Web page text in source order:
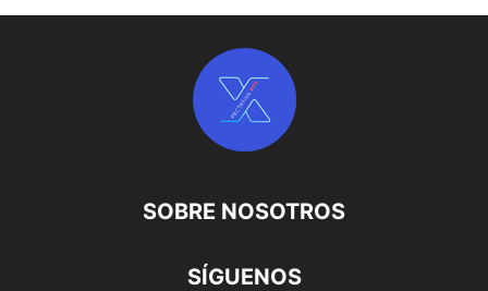
SOBRE NOSOTROS
SÍGUENOS